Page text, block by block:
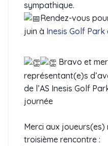
sympathique.
Rendez-vous
juin à Inesis Golf
Bravo et
représentant(e)s
de l’AS Inesis Golf
journée
Merci aux
troisième rencontre :